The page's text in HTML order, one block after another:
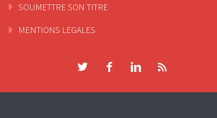
SOUMETTRE SON TITRE
MENTIONS LEGALES